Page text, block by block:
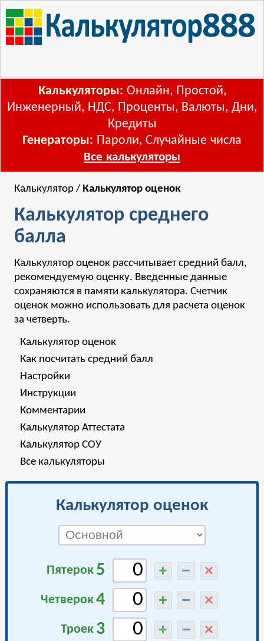
Калькуляторы: Онлайн, Простой,
Инженерный, НДС, Проценты, Валюты, Дни,
Кредиты
Генераторы: Пароли, Случайные числа
Все калькуляторы
Калькулятор / Калькулятор оценок
Калькулятор среднего
балла
Калькулятор оценок рассчитывает средний балл,
рекомендуемую оценку. Введенные данные
сохраняются в памяти калькулятора. Счетчик
оценок можно использовать для расчета оценок
за четверть.
Калькулятор оценок
Как посчитать средний балл
Настройки
Инструкции
Комментарии
Калькулятор Аттестата
Калькулятор СОУ
Все калькуляторы
Калькулятор оценок
Пятерок 5
Четверок4
Троек 3